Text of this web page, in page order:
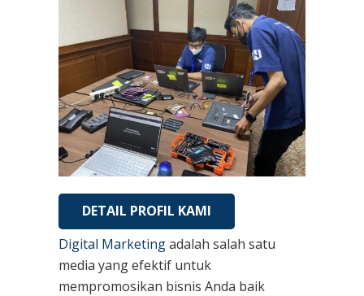
DETAIL PROFIL KAMI
Digital Marketingadalah salah satu
media yang efektif untuk
mempromosikan bisnis Anda baik